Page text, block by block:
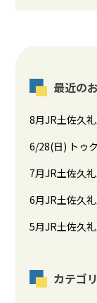
最近の
8月JR土佐久
6/28(日) トゥ
7月JR土佐久
6月JR土佐久
5月JR土佐久
カテゴリ